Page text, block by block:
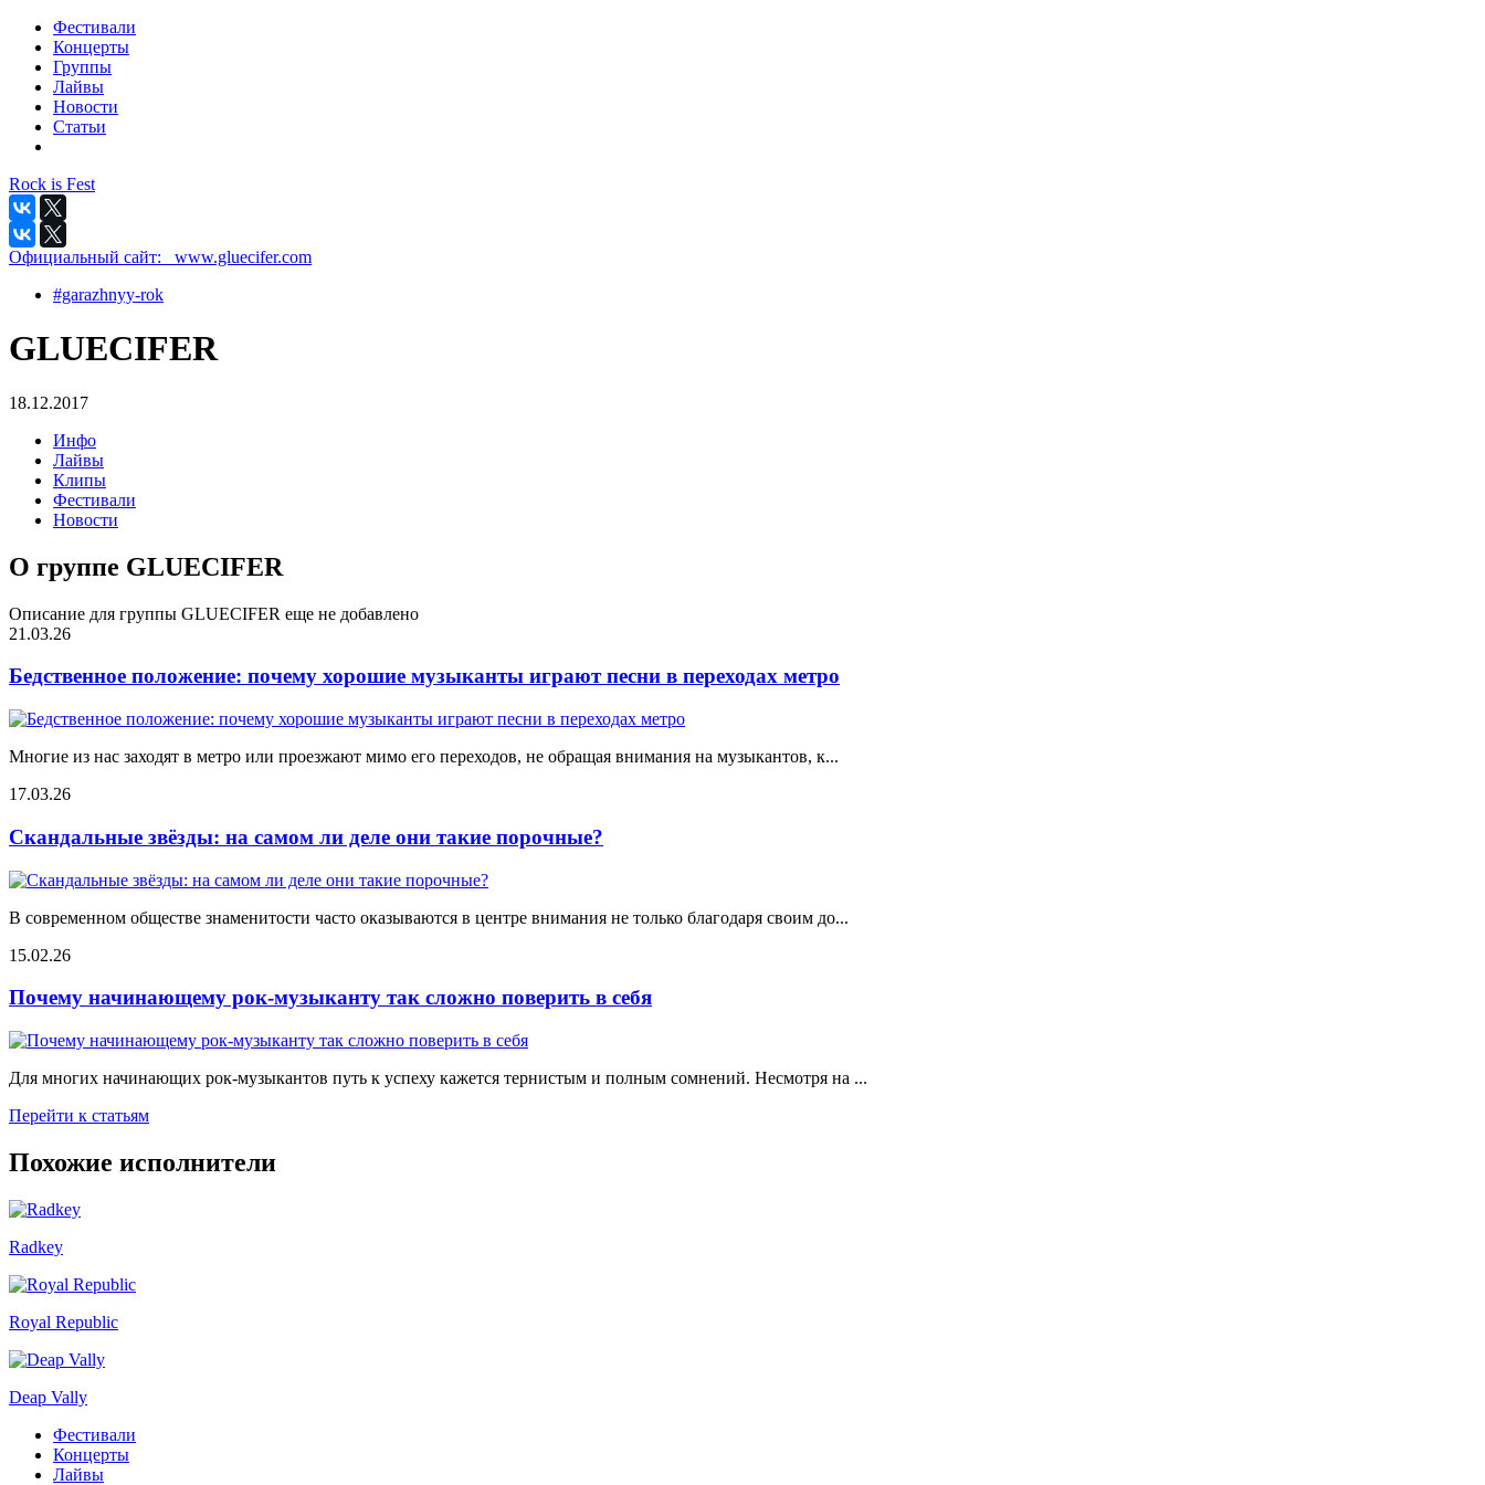
Фестивали
Концерты
Группы
Лайвы
Новости
Статьи
Rock is Fest
Официальный сайт:
_www.gluecifer.com
#garazhnyy-rok
GLUECIFER
18.12.2017
Инфо
Лайвы
Клипы
Фестивали
Новости
О группе GLUECIFER
Описание для группы GLUECIFER еще не добавлено
21.03.26
Бедственное положение: почему хорошие музыканты играют песни в переходах метро
Многие из нас заходят в метро или проезжают мимо его переходов, не обращая внимания на музыкантов, к...
17.03.26
Скандальные звёзды: на самом ли деле они такие порочные?
В современном обществе знаменитости часто оказываются в центре внимания не только благодаря своим до...
15.02.26
Почему начинающему рок-музыканту так сложно поверить в себя
Для многих начинающих рок-музыкантов путь к успеху кажется тернистым и полным сомнений. Несмотря на ...
Перейти к статьям
Похожие исполнители
Radkey
Royal Republic
Deap Vally
Фестивали
Концерты
Лайвы